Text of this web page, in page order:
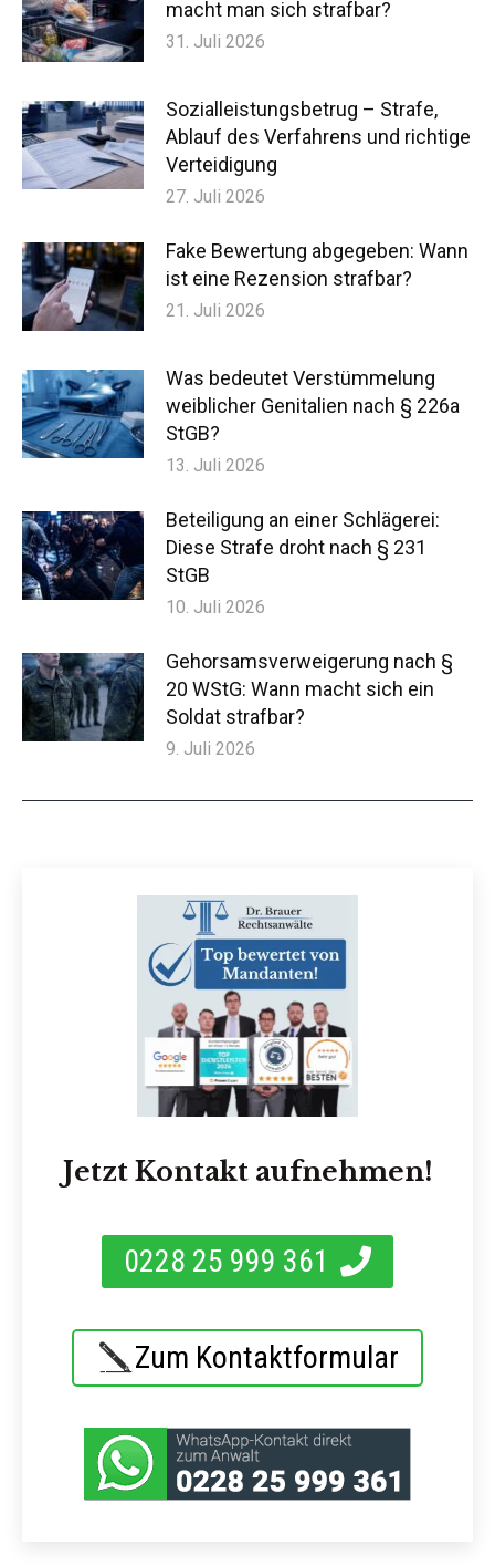
macht man sich strafbar?
31. Juli 2026
Sozialleistungsbetrug – Strafe,
Ablauf des Verfahrens und richtige
Verteidigung
27. Juli 2026
Fake Bewertung abgegeben: Wann
ist eine Rezension strafbar?
21. Juli 2026
Was bedeutet Verstümmelung
weiblicher Genitalien nach § 226a
StGB?
13. Juli 2026
Beteiligung an einer Schlägerei:
Diese Strafe droht nach § 231
StGB
10. Juli 2026
Gehorsamsverweigerung nach §
20 WStG: Wann macht sich ein
Soldat strafbar?
9. Juli 2026
Jetzt Kontakt aufnehmen!
0228 25 999 361
Zum Kontaktformular